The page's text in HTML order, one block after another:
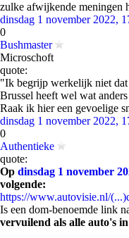
zulke afwijkende meningen
dinsdag 1 november 2022,
0
Bushmaster
Microschoft
quote:
"Ik begrijp werkelijk niet dat
Brussel heeft wel wat
Raak ik hier een gevoelige
dinsdag 1 november 2022,
0
Authentieke
quote:
Op dinsdag 1 november
volgende:
https://www.autovisie.nl/
Is een dom-benoemde link
vervuilend als alle auto's